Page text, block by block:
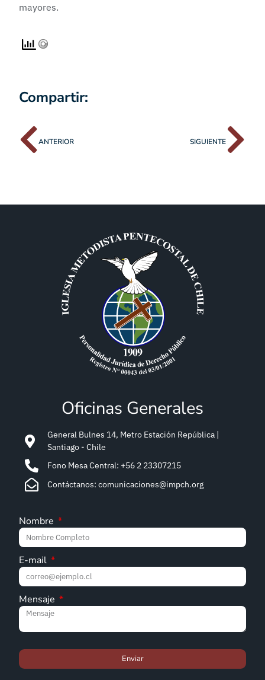
mayores.
Compartir:
ANTERIOR SIGUIENTE
Oficinas Generales
General Bulnes 14, Metro Estación República |
Santiago - Chile
Fono Mesa Central: +56 2 23307215
Contáctanos: comunicaciones@impch.org
Nombre
E-mail
Mensaje
Enviar